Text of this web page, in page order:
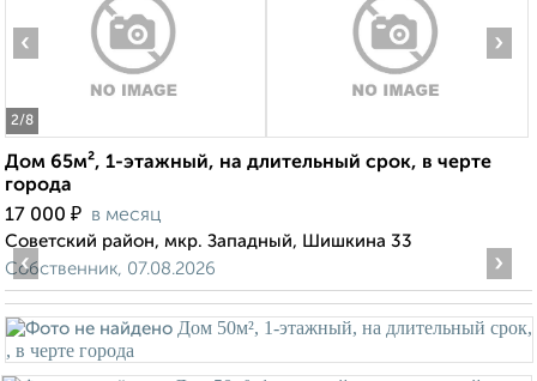
2/8
‹ ›
Дом 65м², 1-этажный, на длительный срок, в черте
города
17 000 ₽ в месяц
Советский район, мкр. Западный, Шишкина 33
Собственник, 07.08.2026
‹ ›